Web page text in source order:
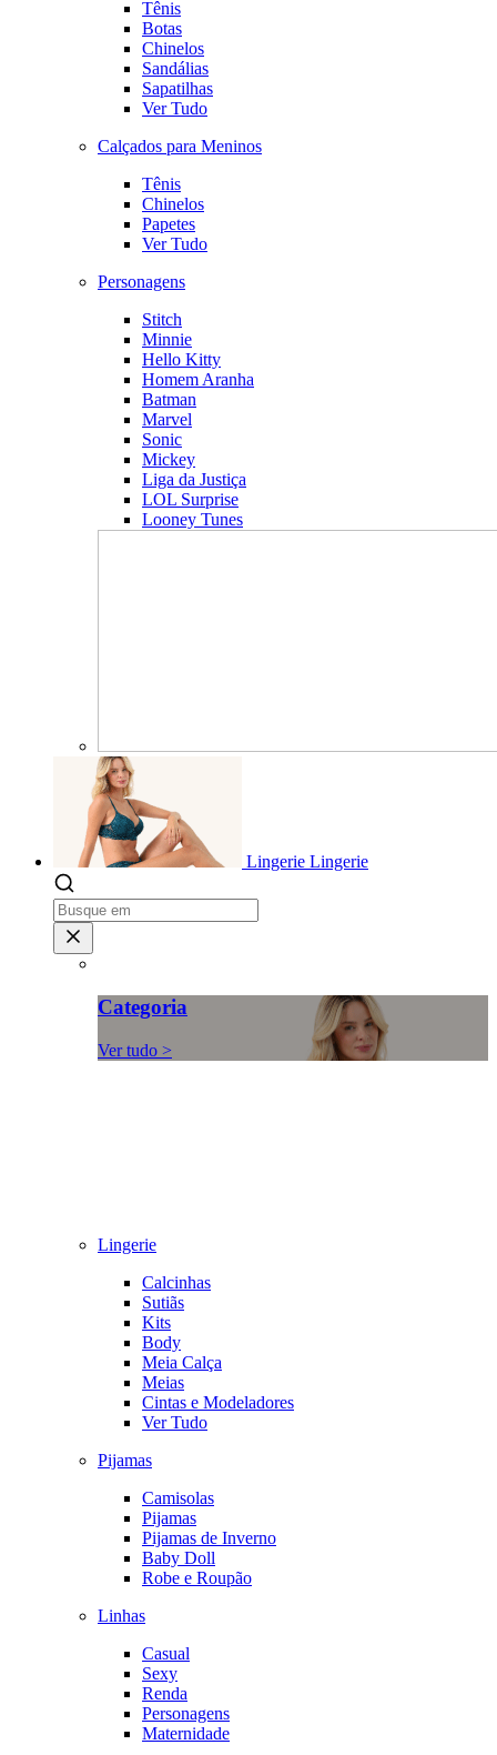
Tênis
Botas
Chinelos
Sandálias
Sapatilhas
Ver Tudo
Calçados para Meninos
Tênis
Chinelos
Papetes
Ver Tudo
Personagens
Stitch
Minnie
Hello Kitty
Homem Aranha
Batman
Marvel
Sonic
Mickey
Liga da Justiça
LOL Surprise
Looney Tunes
Lingerie Lingerie
Categoria
Ver tudo >
Lingerie
Calcinhas
Sutiãs
Kits
Body
Meia Calça
Meias
Cintas e Modeladores
Ver Tudo
Pijamas
Camisolas
Pijamas
Pijamas de Inverno
Baby Doll
Robe e Roupão
Linhas
Casual
Sexy
Renda
Personagens
Maternidade